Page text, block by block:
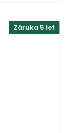
Záruka 5 let